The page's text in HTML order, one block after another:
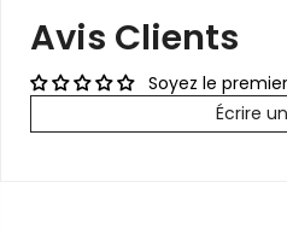
Avis Clients
Soyez le
Écrire